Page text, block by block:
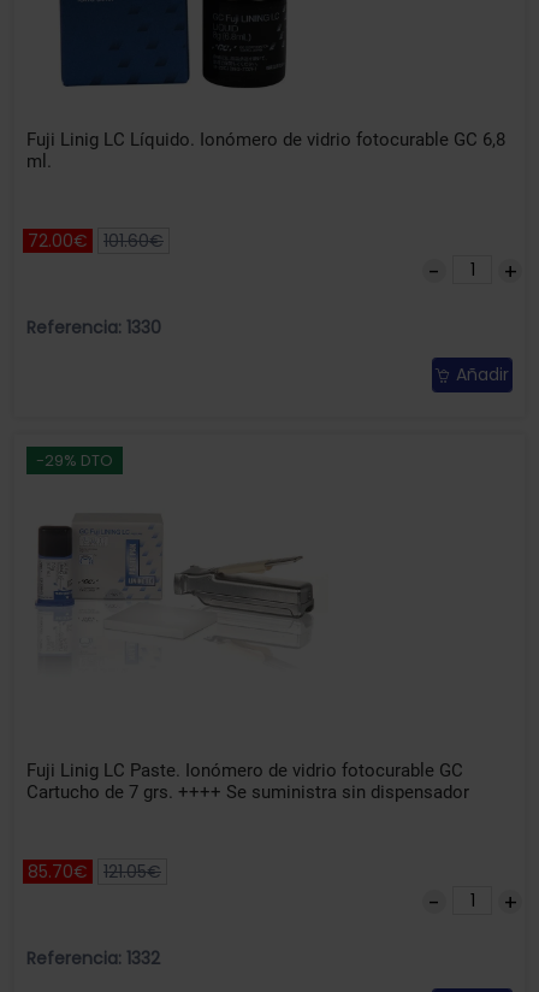
Fuji Linig LC Líquido. Ionómero de vidrio fotocurable GC 6,8
ml.
72.00€ 101.60€
Referencia: 1330
Añadir
-29% DTO
Fuji Linig LC Paste. Ionómero de vidrio fotocurable GC
Cartucho de 7 grs. ++++ Se suministra sin dispensador
85.70€ 121.05€
Referencia: 1332